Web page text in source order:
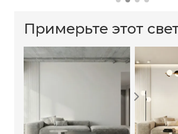
Примерьте этот